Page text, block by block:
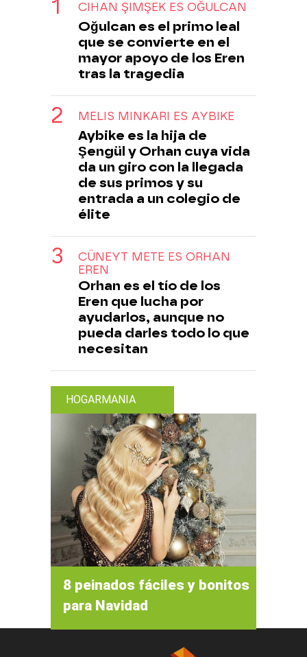
CIHAN ŞIMŞEK ES OĞULCAN
Oğulcan es el primo leal
que se convierte en el
mayor apoyo de los Eren
tras la tragedia
MELIS MINKARI ES AYBIKE
Aybike es la hija de
Şengül y Orhan cuya vida
da un giro con la llegada
de sus primos y su
entrada a un colegio de
élite
CÜNEYT METE ES ORHAN
EREN
Orhan es el tío de los
Eren que lucha por
ayudarlos, aunque no
pueda darles todo lo que
necesitan
HOGARMANIA
8 peinados fáciles y bonitos
para Navidad